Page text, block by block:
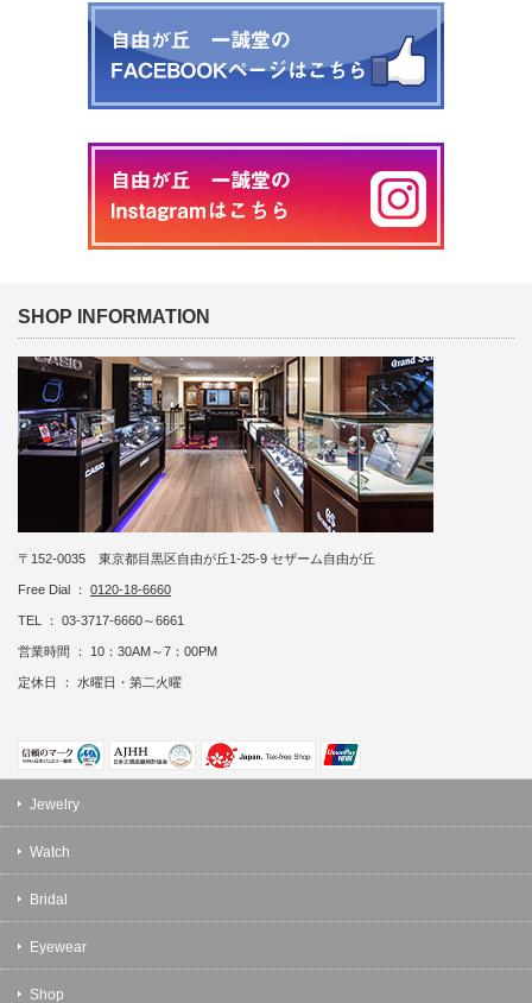
SHOP INFORMATION
〒152-0035 東京都目黒区自由が丘1-25-9 セザーム自由が丘
Free Dial ： 0120-18-6660
TEL ： 03-3717-6660～6661
営業時間 ： 10：30AM～7：00PM
定休日 ： 水曜日・第二火曜
Jewelry
Watch
Bridal
Eyewear
Shop